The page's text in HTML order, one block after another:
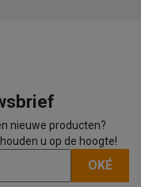
nieuwe producten?
u op de hoogte!